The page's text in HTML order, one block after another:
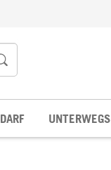
UNTERWEGS